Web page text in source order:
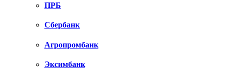
ПРБ
Сбербанк
Агропромбанк
Эксимбанк